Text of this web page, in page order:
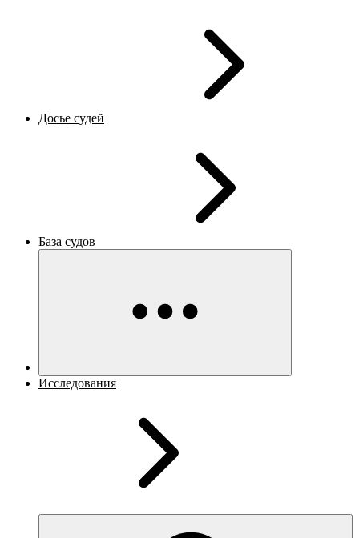
Досье судей
База судов
Исследования